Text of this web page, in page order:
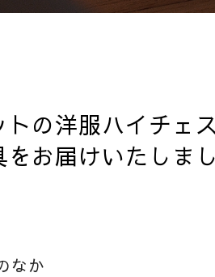
の洋服ハイチェ
お届けいたしまし
なか